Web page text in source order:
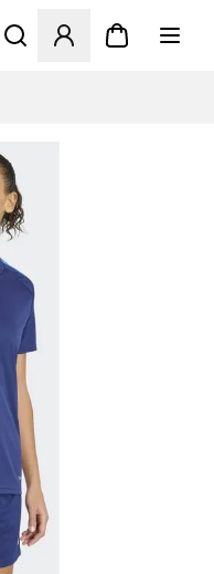
Åbner en Modal til at